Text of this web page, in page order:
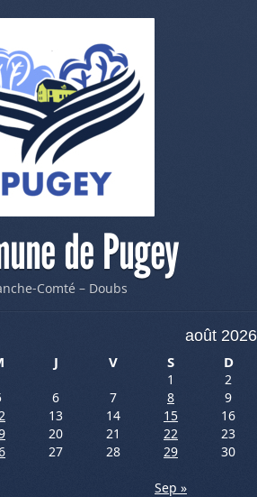
de Pugey
Comté – Doubs
août 2026
J V S D
1
2
6 7 8
9
13 14 15
16
20 21 22
23
27 28 29
30
Sep »